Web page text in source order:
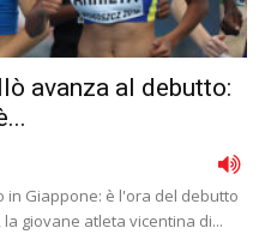
avanza al debutto:
in Giappone: è l'ora del debutto
giovane atleta vicentina di...